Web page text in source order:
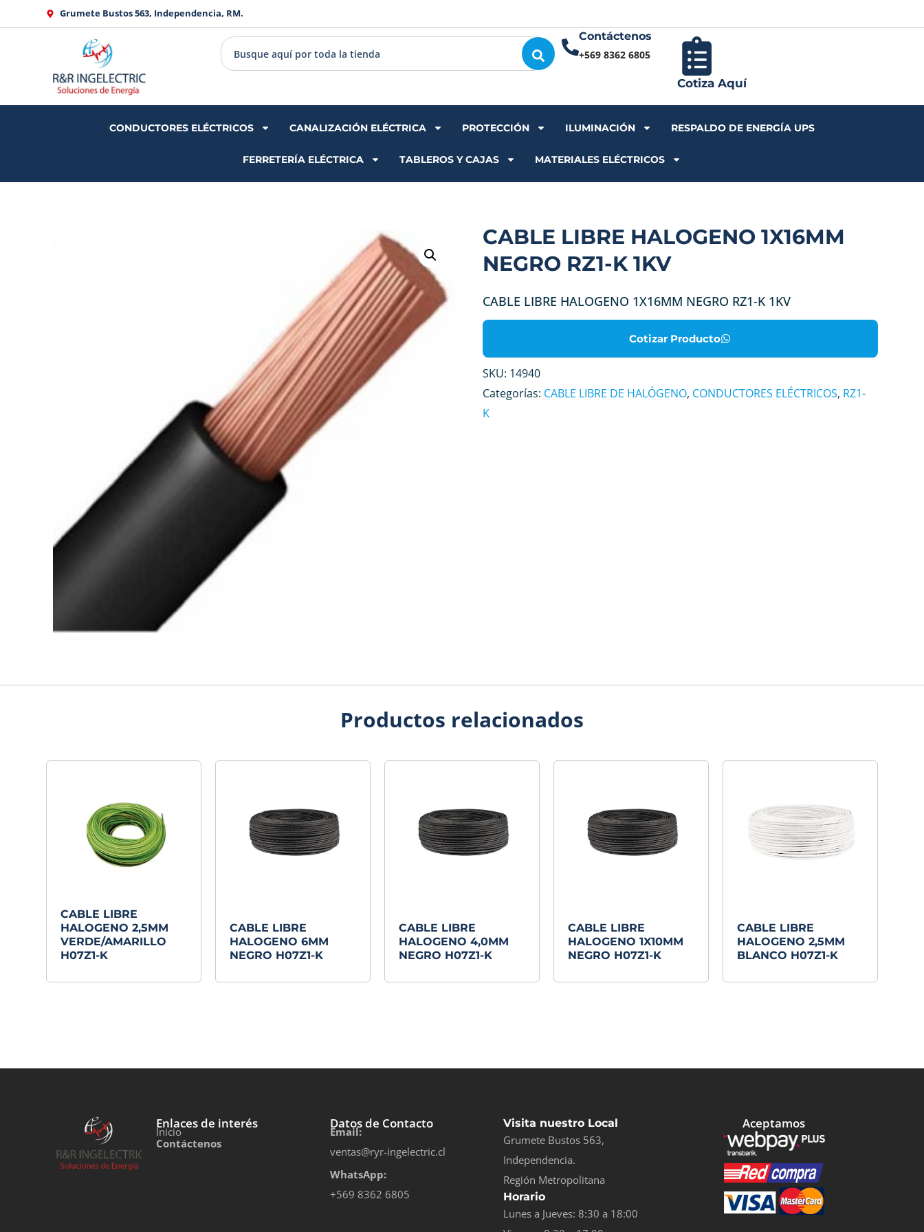
al
Grumete Bustos 563, Independencia, RM.
Contáctenos
+569 8362 6805
Cotiza Aquí
CONDUCTORES ELÉCTRICOS CANALIZACIÓN ELÉCTRICA PROTECCIÓN ILUMINACIÓN RESPALDO DE ENERGÍA UPS
FERRETERÍA ELÉCTRICA TABLEROS Y CAJAS MATERIALES ELÉCTRICOS
CABLE LIBRE HALOGENO 1X16MM
NEGRO RZ1-K 1KV
CABLE LIBRE HALOGENO 1X16MM NEGRO RZ1-K 1KV
Cotizar Producto
SKU: 14940
Categorías: CABLE LIBRE DE HALÓGENO, CONDUCTORES ELÉCTRICOS, RZ1-
K
Productos relacionados
CABLE LIBRE
HALOGENO 2,5MM
VERDE/AMARILLO
H07Z1-K
CABLE LIBRE
HALOGENO 6MM
NEGRO H07Z1-K
CABLE LIBRE
HALOGENO 4,0MM
NEGRO H07Z1-K
CABLE LIBRE
HALOGENO 1X10MM
NEGRO H07Z1-K
CABLE LIBRE
HALOGENO 2,5MM
BLANCO H07Z1-K
Enlaces de interés
Inicio
Contáctenos
Datos de Contacto
Email:
ventas@ryr-ingelectric.cl
WhatsApp:
+569 8362 6805
Visita nuestro Local
Grumete Bustos 563,
Independencia.
Región Metropolitana
Horario
Lunes a Jueves: 8:30 a 18:00
Aceptamos